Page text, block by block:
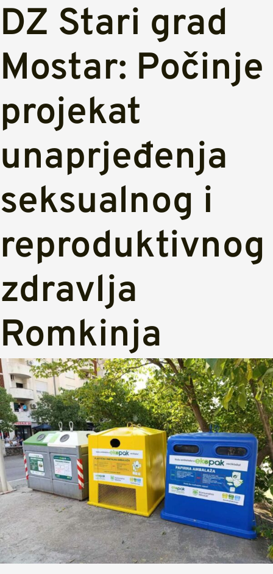
DZ Stari grad
Mostar: Počinje
projekat
unaprjeđenja
seksualnog i
reproduktivnog
zdravlja
Romkinja